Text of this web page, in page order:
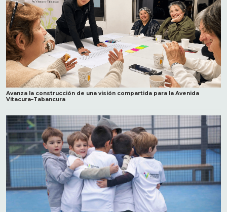
Avanza la construcción de una visión compartida para la Avenida
Vitacura–Tabancura